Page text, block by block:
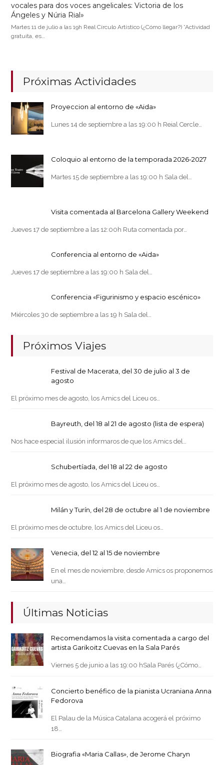
vocales para dos voces angelicales: Victoria de los
Ángeles y Núria Rial»
Martes 11 de julio a las 19h Real Círculo Artístico (¿Cómo llegar?) *Actividad
gratuita, es…
Próximas Actividades
Proyeccion al entorno de «Aida»
Lunes 14 de septiembre a las 19:00 h Reial Cercle…
Coloquio al entorno de la temporada 2026-2027
Martes 15 de septiembre a las 19:00 h Sala del…
Visita comentada al Barcelona Gallery Weekend
Jueves 17 de septiembre a las 12:00h Ruta comentada por…
Conferencia al entorno de «Aida»
Jueves 17 de septiembre a las 19:00 h Sala del…
Conferencia «Figurinismo y espacio escénico»
Miércoles 30 de septiembre a las 19 h Sala del…
Próximos Viajes
Festival de Macerata, del 30 de julio al 3 de
agosto
El próximo mes de agosto, los Amics del Liceu os…
Bayreuth, del 18 al 21 de agosto (lista de espera)
Nos hace especial ilusión informaros de que los Amics del…
Schubertíada, del 18 al 22 de agosto
El próximo mes de agosto, los Amics del Liceu os…
Milán y Turín, del 28 de octubre al 1 de noviembre
El próximo mes de octubre, los Amics del Liceu os…
Venecia, del 12 al 15 de noviembre
En el mes de noviembre, desde Amics os proponemos
una…
Últimas Noticias
Recomendamos la visita comentada a cargo del
artista Garikoitz Cuevas en la Sala Parés
Viernes 5 de junio a las 19:00 hSala Parés (¿Cómo…
Concierto benéfico de la pianista Ucraniana Anna
Fedorova
El Palau de la Música Catalana acogerá el próximo
18…
Biografia «Maria Callas», de Jerome Charyn